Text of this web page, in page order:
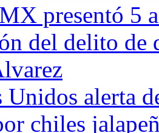
presentó 5
del delito de
Unidos alerta
chiles